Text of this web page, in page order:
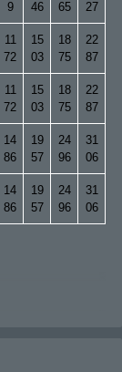
9
46
65
27
11
72
15
03
18
75
22
87
11
72
15
03
18
75
22
87
14
86
19
57
24
96
31
06
14
86
19
57
24
96
31
06